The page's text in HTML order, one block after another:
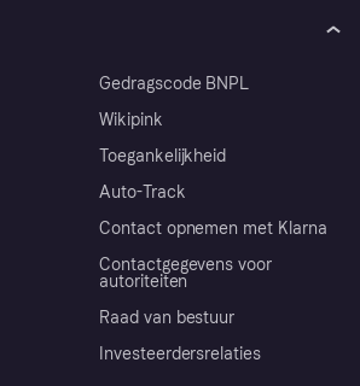
Gedragscode BNPL
Wikipink
Toegankelijkheid
Auto-Track
Contact opnemen met Klarna
Contactgegevens voor
autoriteiten
Raad van bestuur
Investeerdersrelaties